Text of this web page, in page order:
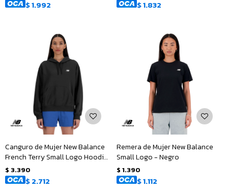
$1.992 $1.832
Canguro de Mujer New Balance
French Terry Small Logo Hoodie
- Negro
$ 3.390
$2.712
Remera de Mujer New Balance
Small Logo - Negro
$ 1.390
$1.112